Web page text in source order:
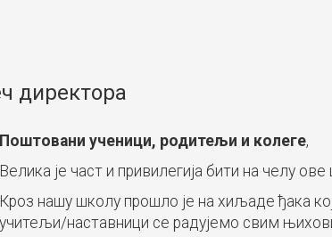
директора
Поштовани ученици, родитељи и колеге,
Велика је част и привилегија бити на челу
Кроз нашу школу прошло је на хиљаде ђака
учитељи/наставници се радујемо свим